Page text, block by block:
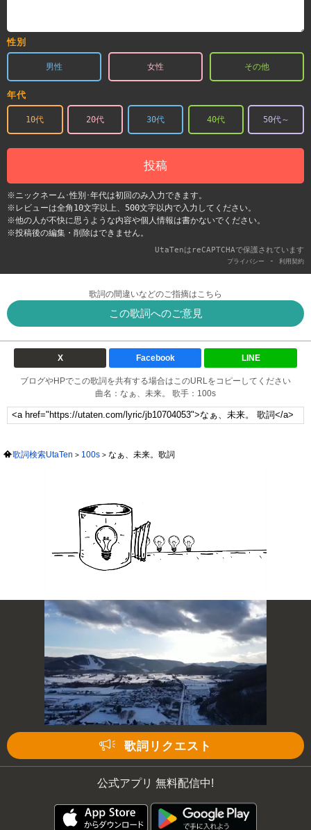
性別
男性 女性 その他
年代
10代 20代 30代 40代 50代～
投稿
※ニックネーム･性別･年代は初回のみ入力できます。
※レビューは全角10文字以上、500文字以内で入力してください。
※他の人が不快に思うような内容や個人情報は書かないでください。
※投稿後の編集・削除はできません。
UtaTenはreCAPTCHAで保護されています
プライバシー - 利用契約
歌詞の間違いなどのご指摘はこちら
この歌詞へのご意見
X Facebook LINE
ブログやHPでこの歌詞を共有する場合はこのURLをコピーしてください
曲名：なぁ、未来。 歌手：100s
歌詞検索UtaTen 100s なぁ、未来。歌詞
歌詞リクエスト
公式アプリ 無料配信中!